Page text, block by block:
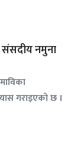
संसदीय नमुना
गराइएको छ ।